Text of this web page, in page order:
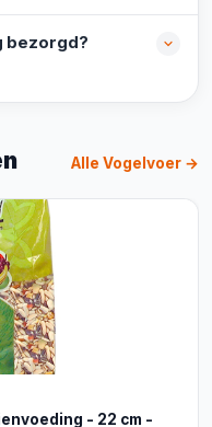
bezorgd?
Alle Vogelvoer →
- 22 cm -